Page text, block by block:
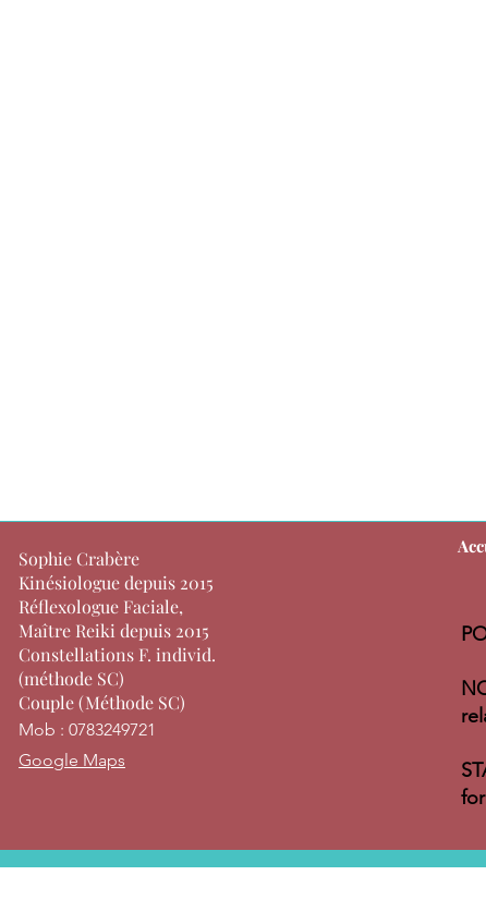
Sophie Crabère
Kinésiologue depuis 2015
Réflexologue Faciale,
Maître Reiki depuis 2015
Constellations F. individ.
(méthode SC)
Couple (Méthode SC)
Mob : 0783249721
Google Maps